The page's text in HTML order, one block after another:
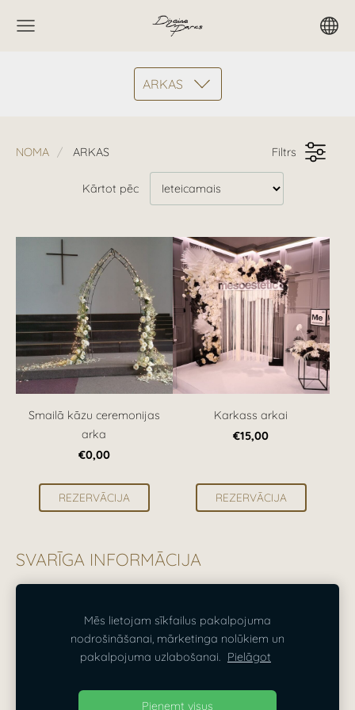
ARKAS
SVARĪGA INFORMĀCIJA
NOMA ARKAS Filtrs
Kārtot pēc
Smailā kāzu ceremonijas
arka
€0,00
REZERVĀCIJA
Karkass arkai
€15,00
REZERVĀCIJA
SĪKDATNES
Dizaina Parks — dekorēšana Rīgā, Pierīgā un visā
Mēs lietojam sīkfailus pakalpojuma
nodrošināšanai, mārketinga nolūkiem un
pakalpojuma uzlabošanai. Pielāgot
Pieņemt visus